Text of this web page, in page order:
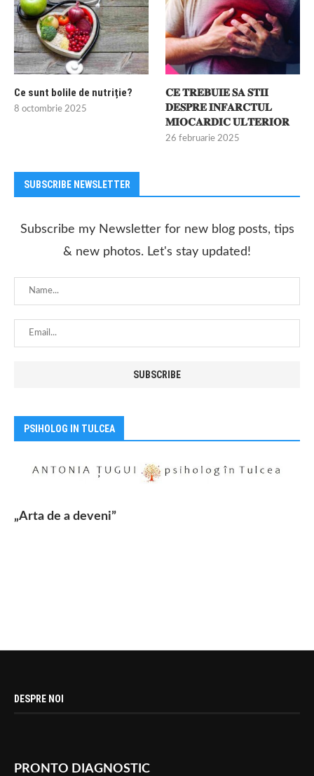
Ce sunt bolile de nutriție?
8 octombrie 2025
𝐂𝐄 𝐓𝐑𝐄𝐁𝐔𝐈𝐄 𝐒𝐀 𝐒𝐓𝐈𝐈
𝐃𝐄𝐒𝐏𝐑𝐄 𝐈𝐍𝐅𝐀𝐑𝐂𝐓𝐔𝐋
𝐌𝐈𝐎𝐂𝐀𝐑𝐃𝐈𝐂 𝐔𝐋𝐓𝐄𝐑𝐈𝐎𝐑
26 februarie 2025
SUBSCRIBE NEWSLETTER
Subscribe my Newsletter for new blog posts, tips
& new photos. Let's stay updated!
PSIHOLOG IN TULCEA
„Arta de a deveni”
DESPRE NOI
PRONTO DIAGNOSTIC